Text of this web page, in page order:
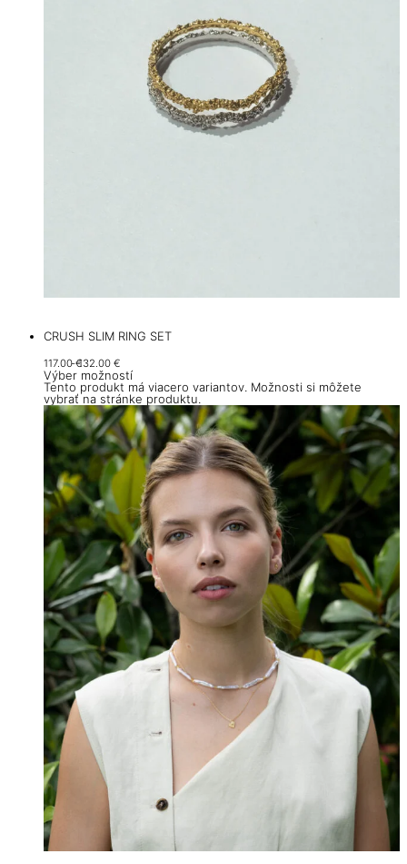
CRUSH SLIM RING SET
117.00€132.00 €
Výber možností
Tento produkt má viacero variantov. Možnosti si môžete
vybrať na stránke produktu.